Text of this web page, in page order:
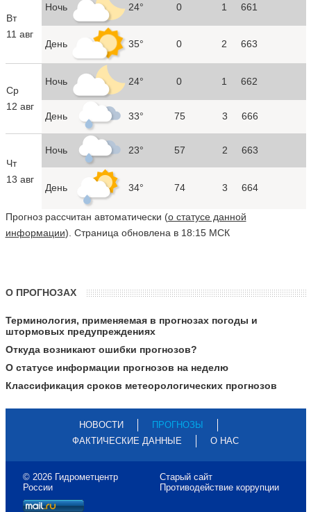
Вт
11 авг
Ночь 24° 0 1 661
День 35° 0 2 663
Ср
12 авг
Ночь 24° 0 1 662
День 33° 75 3 666
Чт
13 авг
Ночь 23° 57 2 663
День 34° 74 3 664
Прогноз рассчитан автоматически (о статусе данной
информации). Страница обновлена в 18:15 МСК
О ПРОГНОЗАХ
Терминология, применяемая в прогнозах погоды и
штормовых предупреждениях
Откуда возникают ошибки прогнозов?
О статусе информации прогнозов на неделю
Классификация сроков метеорологических прогнозов
НОВОСТИ
ПРОГНОЗЫ
ФАКТИЧЕСКИЕ ДАННЫЕ
О НАС
© 2026 Гидрометцентр
России
Старый сайт
Противодействие коррупции